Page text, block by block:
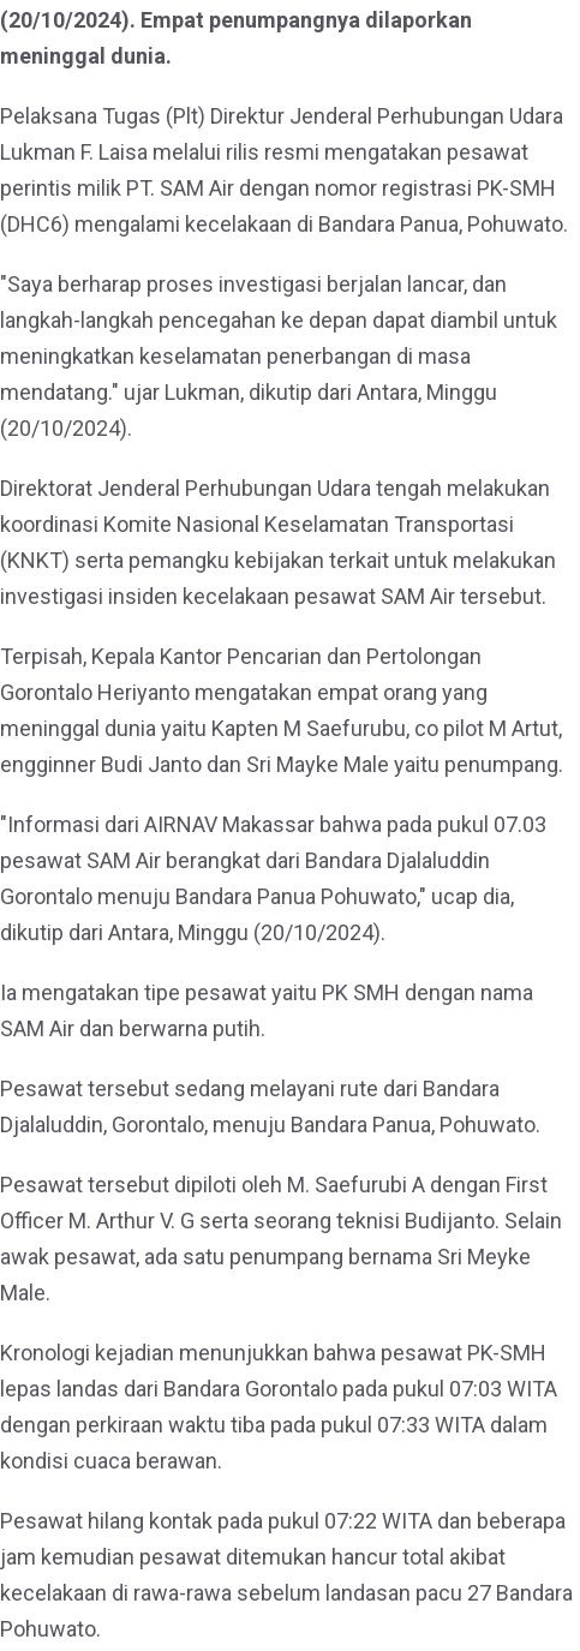
(20/10/2024). Empat penumpangnya dilaporkan
meninggal dunia.
Pelaksana Tugas (Plt) Direktur Jenderal Perhubungan Udara
Lukman F. Laisa melalui rilis resmi mengatakan pesawat
perintis milik PT. SAM Air dengan nomor registrasi PK-SMH
(DHC6) mengalami kecelakaan di Bandara Panua, Pohuwato.
"Saya berharap proses investigasi berjalan lancar, dan
langkah-langkah pencegahan ke depan dapat diambil untuk
meningkatkan keselamatan penerbangan di masa
mendatang." ujar Lukman, dikutip dari Antara, Minggu
(20/10/2024).
Direktorat Jenderal Perhubungan Udara tengah melakukan
koordinasi Komite Nasional Keselamatan Transportasi
(KNKT) serta pemangku kebijakan terkait untuk melakukan
investigasi insiden kecelakaan pesawat SAM Air tersebut.
Terpisah, Kepala Kantor Pencarian dan Pertolongan
Gorontalo Heriyanto mengatakan empat orang yang
meninggal dunia yaitu Kapten M Saefurubu, co pilot M Artut,
engginner Budi Janto dan Sri Mayke Male yaitu penumpang.
"Informasi dari AIRNAV Makassar bahwa pada pukul 07.03
pesawat SAM Air berangkat dari Bandara Djalaluddin
Gorontalo menuju Bandara Panua Pohuwato," ucap dia,
dikutip dari Antara, Minggu (20/10/2024).
Ia mengatakan tipe pesawat yaitu PK SMH dengan nama
SAM Air dan berwarna putih.
Pesawat tersebut sedang melayani rute dari Bandara
Djalaluddin, Gorontalo, menuju Bandara Panua, Pohuwato.
Pesawat tersebut dipiloti oleh M. Saefurubi A dengan First
Officer M. Arthur V. G serta seorang teknisi Budijanto. Selain
awak pesawat, ada satu penumpang bernama Sri Meyke
Male.
Kronologi kejadian menunjukkan bahwa pesawat PK-SMH
lepas landas dari Bandara Gorontalo pada pukul 07:03 WITA
dengan perkiraan waktu tiba pada pukul 07:33 WITA dalam
kondisi cuaca berawan.
Pesawat hilang kontak pada pukul 07:22 WITA dan beberapa
jam kemudian pesawat ditemukan hancur total akibat
kecelakaan di rawa-rawa sebelum landasan pacu 27 Bandara
Pohuwato.